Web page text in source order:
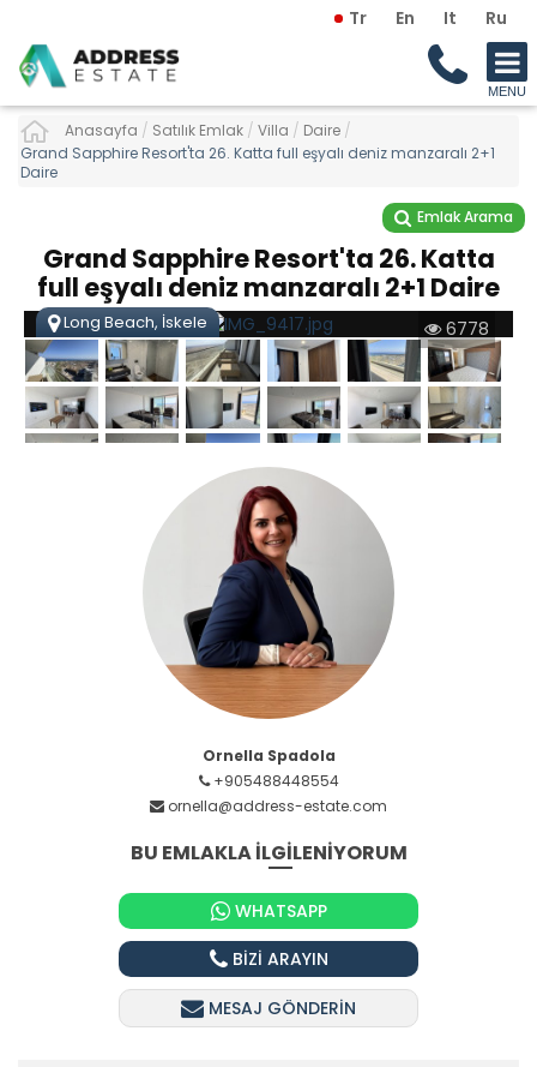
Tr En It Ru
Anasayfa / Satılık Emlak / Villa / Daire /
Grand Sapphire Resort'ta 26. Katta full eşyalı deniz manzaralı 2+1
Daire
Emlak Arama
Grand Sapphire Resort'ta 26. Katta
full eşyalı deniz manzaralı 2+1 Daire
6778
Long Beach, İskele
Ornella Spadola
+905488448554
ornella@address-estate.com
BU EMLAKLA İLGİLENİYORUM
WHATSAPP
BİZİ ARAYIN
MESAJ GÖNDERİN